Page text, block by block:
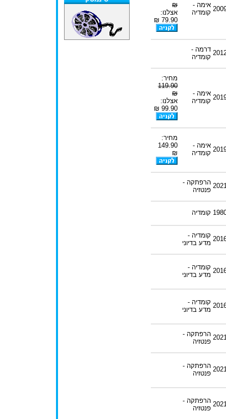
אימה -
קומדיה
₪
אצלנו:
79.90 ₪
דרמה -
קומדיה
אימה -
קומדיה
מחיר:
119.90
₪
אצלנו:
99.90 ₪
אימה -
קומדיה
מחיר:
149.90
₪
הרפתקה -
פנטזיה
קומדיה
קומדיה -
מדע בדיוני
קומדיה -
מדע בדיוני
קומדיה -
מדע בדיוני
הרפתקה -
פנטזיה
הרפתקה -
פנטזיה
הרפתקה -
פנטזיה